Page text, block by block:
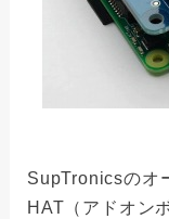
SupTronicsのオ
HAT（アドオン